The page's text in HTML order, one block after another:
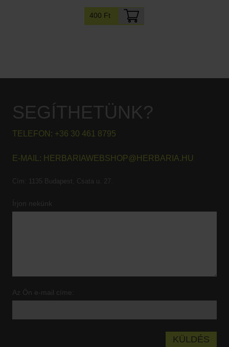
400 Ft
SEGÍTHETÜNK?
TELEFON: +36 30 461 8795
E-MAIL: HERBARIAWEBSHOP@HERBARIA.HU
Cím: 1135 Budapest, Csata u. 27.
Írjon nekünk
Az Ön e-mail címe: